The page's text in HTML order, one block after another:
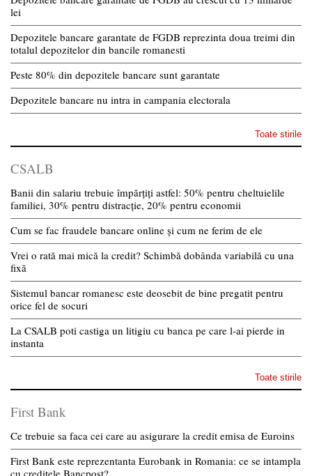
lei
Depozitele bancare garantate de FGDB reprezinta doua treimi din
totalul depozitelor din bancile romanesti
Peste 80% din depozitele bancare sunt garantate
Depozitele bancare nu intra in campania electorala
Toate stirile
CSALB
Banii din salariu trebuie împărțiți astfel: 50% pentru cheltuielile
familiei, 30% pentru distracție, 20% pentru economii
Cum se fac fraudele bancare online și cum ne ferim de ele
Vrei o rată mai mică la credit? Schimbă dobânda variabilă cu una
fixă
Sistemul bancar romanesc este deosebit de bine pregatit pentru
orice fel de socuri
La CSALB poti castiga un litigiu cu banca pe care l-ai pierde in
instanta
Toate stirile
First Bank
Ce trebuie sa faca cei care au asigurare la credit emisa de Euroins
First Bank este reprezentanta Eurobank in Romania: ce se intampla
cu creditele Bancpost?